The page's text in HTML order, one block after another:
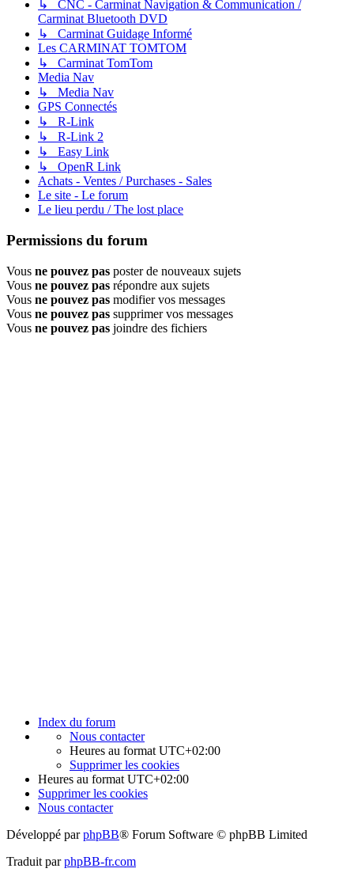
↳ CNC - Carminat Navigation & Communication /
Carminat Bluetooth DVD
↳ Carminat Guidage Informé
Les CARMINAT TOMTOM
↳ Carminat TomTom
Media Nav
↳ Media Nav
GPS Connectés
↳ R-Link
↳ R-Link 2
↳ Easy Link
↳ OpenR Link
Achats - Ventes / Purchases - Sales
Le site - Le forum
Le lieu perdu / The lost place
Permissions du forum
Vous ne pouvez pas poster de nouveaux sujets
Vous ne pouvez pas répondre aux sujets
Vous ne pouvez pas modifier vos messages
Vous ne pouvez pas supprimer vos messages
Vous ne pouvez pas joindre des fichiers
Index du forum
Nous contacter
Heures au format UTC+02:00
Supprimer les cookies
Heures au format UTC+02:00
Supprimer les cookies
Nous contacter
Développé parphpBB® Forum Software © phpBB Limited
Traduit parphpBB-fr.com